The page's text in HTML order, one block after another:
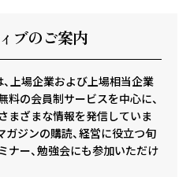
ブのご案内
上場企業および上場相当企業
の会員制サービスを中心に、
まざまな情報を発信していま
ジンの購読、経営に役立つ旬
ナー、勉強会にも参加いただけ